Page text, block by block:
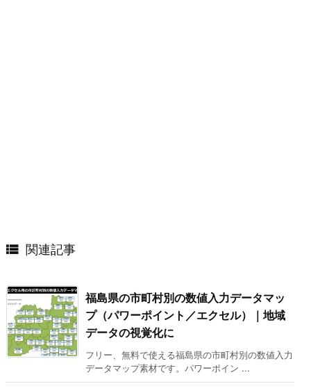
 関連記事
福島県の市町村別の数値入力データマッ
プ（パワーポイント／エクセル）｜地域
データの視覚化に
フリー、無料で使える福島県の市町村別の数値入力
データマップ素材です。パワーポイン ...